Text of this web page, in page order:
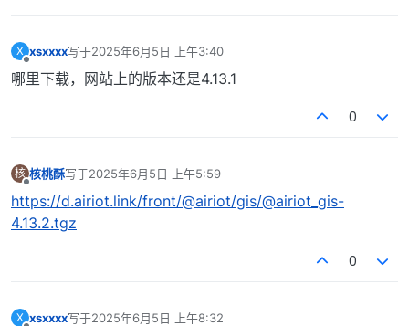
X xsxxxx写于2025年6月5日 上午3:40
最后由 编辑
哪里下载，网站上的版本还是4.13.1
0
核 核桃酥写于2025年6月5日 上午5:59
最后由 编辑
https://d.airiot.link/front/@airiot/gis/@airiot_gis-
4.13.2.tgz
0
X xsxxxx写于2025年6月5日 上午8:32